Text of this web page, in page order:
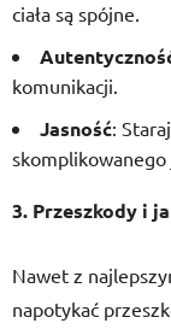
ciała są spójne.
komunikacji.
Jasność:
skomplikowanego
3. Przeszkody i
Nawet z
napotykać